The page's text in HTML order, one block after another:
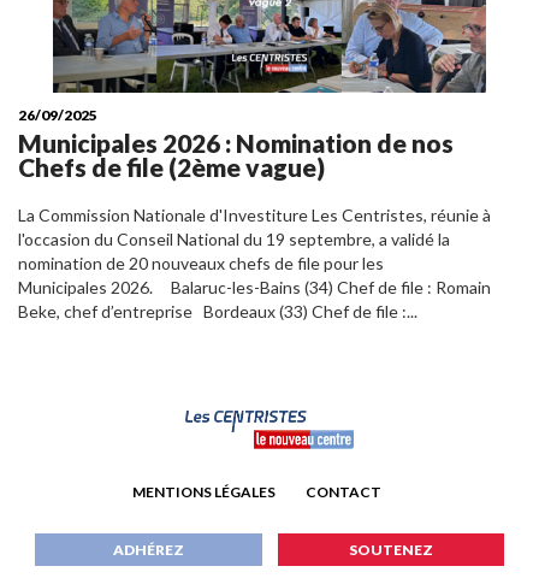
26/09/2025
Municipales 2026 : Nomination de nos
Chefs de file (2ème vague)
La Commission Nationale d'Investiture Les Centristes, réunie à
l'occasion du Conseil National du 19 septembre, a validé la
nomination de 20 nouveaux chefs de file pour les
Municipales 2026. Balaruc-les-Bains (34) Chef de file : Romain
Beke, chef d’entreprise Bordeaux (33) Chef de file :...
MENTIONS LÉGALES CONTACT
ADHÉREZ SOUTENEZ